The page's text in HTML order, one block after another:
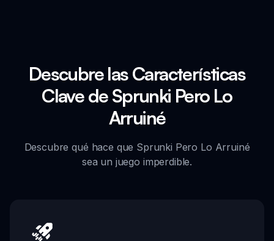
Descubre las Características
Clave de Sprunki Pero Lo
Arruiné
Descubre qué hace que Sprunki Pero Lo Arruiné
sea un juego imperdible.